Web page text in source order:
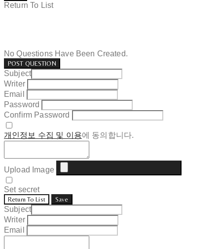
Return To List
No Questions Have Been Created.
POST QUESTION
Subject
Writer
Email
Password
Confirm Password
개인정보 수집 및 이용에 동의합니다.
Upload Image
Set secret
Return To List Save
Subject
Writer
Email